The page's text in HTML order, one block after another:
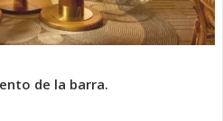
de la barra.